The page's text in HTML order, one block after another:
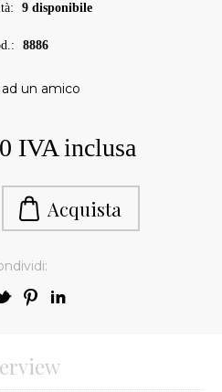
9 disponibile
8886
IVA inclusa